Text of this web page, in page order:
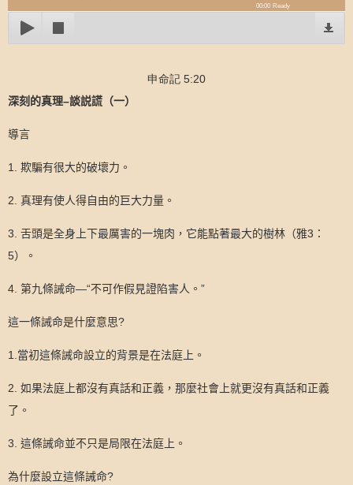
00:00 Ready
申命記 5:20
深刻的真理–談説謊（一）
導言
1. 欺騙有很大的破壞力。
2. 真理有使人得自由的巨大力量。
3. 舌頭是全身上下最厲害的一塊肉，它能點著最大的樹林（雅3 ：
5）。
4. 第九條誡命—“不可作假見證陷害人。”
這一條誡命是什麼意思?
1. 當初這條誡命設立的背景是在法庭上。
2. 如果法庭上都沒有真話和正義，那麼社會上就更沒有真話和正義
了。
3. 這條誡命並不只是局限在法庭上。
為什麼設立這條誡命?